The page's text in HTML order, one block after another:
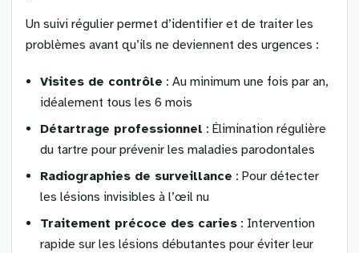
Un suivi régulier permet d’identifier et de traiter les
problèmes avant qu’ils ne deviennent des urgences :
Visites de contrôle : Au minimum une fois par an,
idéalement tous les 6 mois
Détartrage professionnel : Élimination régulière
du tartre pour prévenir les maladies parodontales
Radiographies de surveillance : Pour détecter
les lésions invisibles à l’œil nu
Traitement précoce des caries : Intervention
rapide sur les lésions débutantes pour éviter leur